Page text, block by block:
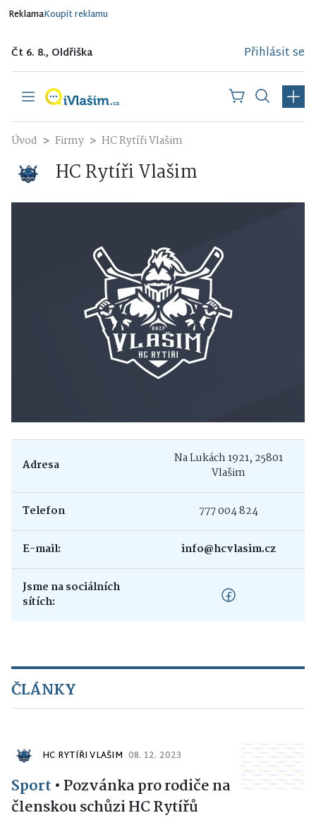
ReklamaKoupit reklamu
Čt 6. 8., Oldřiška Přihlásit se
Úvod Firmy HC Rytíři Vlašim
HC Rytíři Vlašim
Adresa
Na Lukách 1921, 25801
Vlašim
Telefon 777 004 824
E-mail: info@hcvlasim.cz
Jsme na sociálních
sítích:
ČLÁNKY
HC RYTÍŘI VLAŠIM 08. 12. 2023
Sport • Pozvánka pro rodiče na
členskou schůzi HC Rytířů